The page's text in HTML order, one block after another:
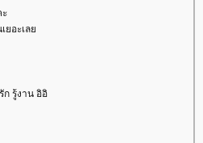
ยอะเล
ก รู้งาน อิอิ